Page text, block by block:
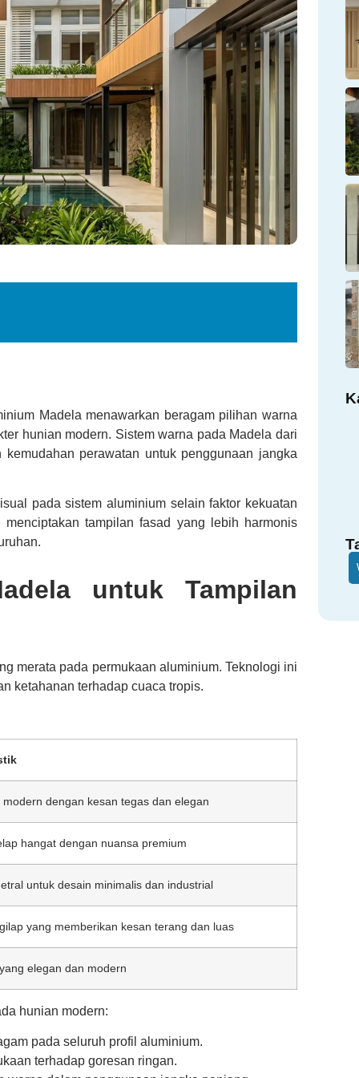
Madela menawarkan beragam pilihan warna
hunian modern. Sistem warna pada Madela dari
perawatan untuk penggunaan jangka
pada sistem aluminium selain faktor kekuatan
tampilan fasad yang lebih harmonis
untuk Tampilan
merata pada permukaan aluminium. Teknologi ini
ketahanan terhadap cuaca tropis.
modern dengan kesan tegas dan elegan
hangat dengan nuansa premium
untuk desain minimalis dan industrial
yang memberikan kesan terang dan luas
elegan dan modern
hunian modern:
pada seluruh profil aluminium.
terhadap goresan ringan.